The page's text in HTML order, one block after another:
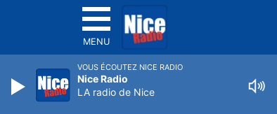
MENU
VOUS ÉCOUTEZ NICE RADIO
Nice Radio
LA radio de Nice